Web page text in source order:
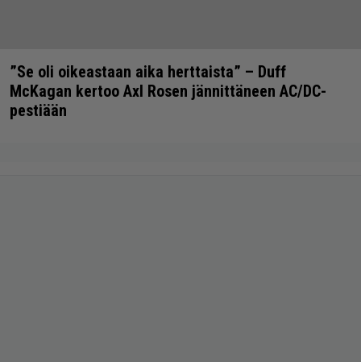
”Se oli oikeastaan aika herttaista” – Duff
McKagan kertoo Axl Rosen jännittäneen AC/DC-
pestiään